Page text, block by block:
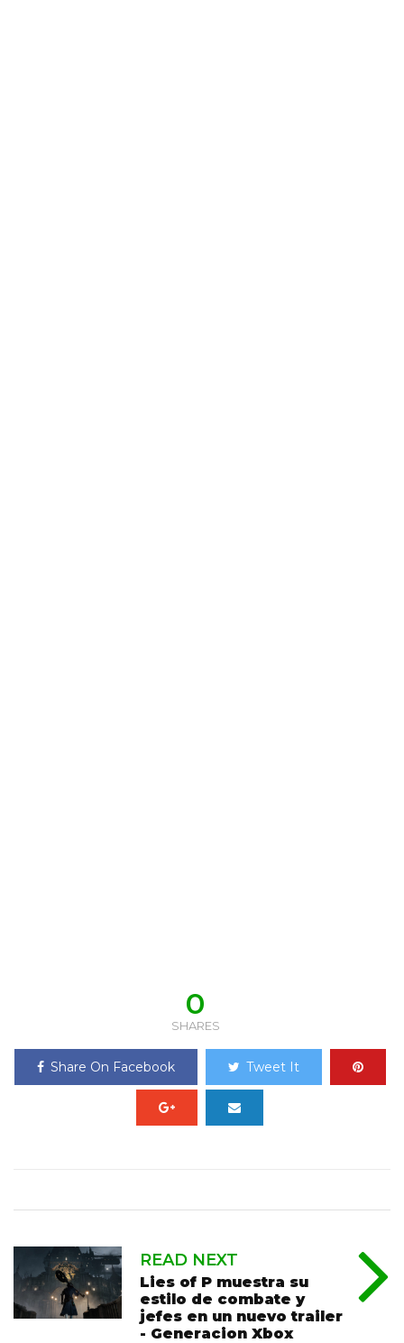
0
SHARES
Share On Facebook Tweet It
READ NEXT
Lies of P muestra su
estilo de combate y
jefes en un nuevo trailer
- Generacion Xbox